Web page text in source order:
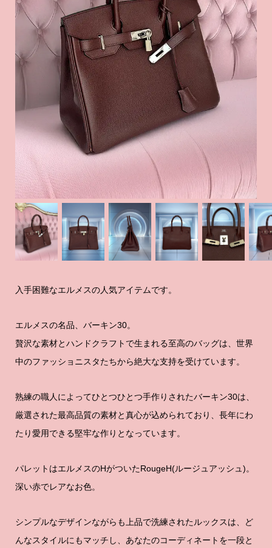
入手困難なエルメスの人気アイテムです。
エルメスの名品、バーキン30。
贅沢な素材とハンドクラフトで生まれる至高のバッグは、世界
中のファッショニスタたちから絶大な支持を受けています。
熟練の職人によってひとつひとつ手作りされたバーキン30は、
厳選された最高品質の素材と真心が込められており、長年にわ
たり愛用できる堅牢な作りとなっています。
パレットはエルメスのHがついたRougeH(ルージュアッシュ)。
深い赤でレアなお色。
シンプルなデザインながらも上品で洗練されたルックスは、ど
んなスタイルにもマッチし、あなたのコーディネートを一段と